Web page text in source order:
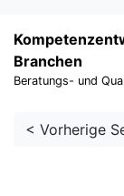
Branchen
Beratungs- und
< Vorherige